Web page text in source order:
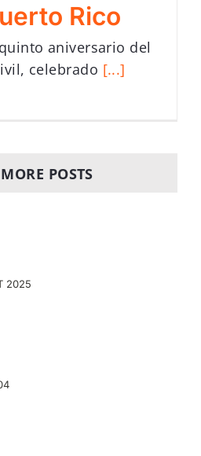
Rico
aniversario del
celebrado [...]
POSTS
2025